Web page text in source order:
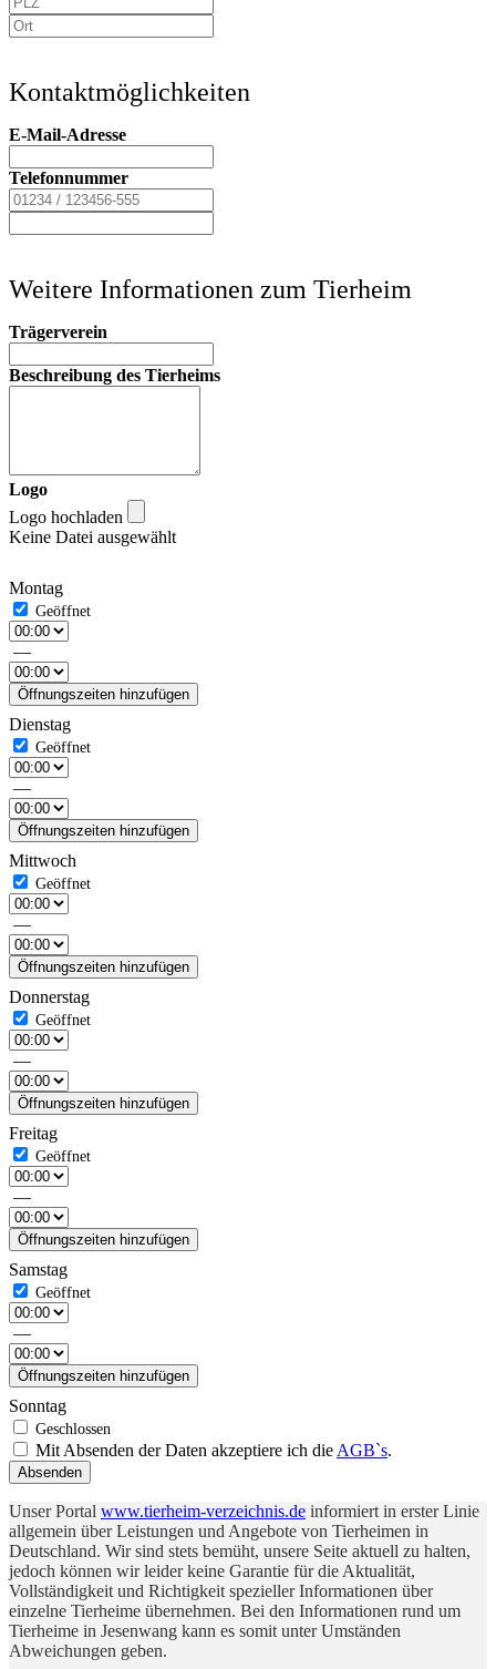
Kontaktmöglichkeiten
E-Mail-Adresse
Telefonnummer
Weitere Informationen zum Tierheim
Trägerverein
Beschreibung des Tierheims
Logo
Logo hochladen
Keine Datei ausgewählt
Montag
—
Öffnungszeiten hinzufügen
Dienstag
—
Öffnungszeiten hinzufügen
Mittwoch
—
Öffnungszeiten hinzufügen
Donnerstag
—
Öffnungszeiten hinzufügen
Freitag
—
Öffnungszeiten hinzufügen
Samstag
—
Öffnungszeiten hinzufügen
Sonntag
Mit Absenden der Daten akzeptiere ich die AGB`s.
Absenden
Unser Portal www.tierheim-verzeichnis.de informiert in erster Linie
allgemein über Leistungen und Angebote von Tierheimen in
Deutschland. Wir sind stets bemüht, unsere Seite aktuell zu halten,
jedoch können wir leider keine Garantie für die Aktualität,
Vollständigkeit und Richtigkeit spezieller Informationen über
einzelne Tierheime übernehmen. Bei den Informationen rund um
Tierheime in Jesenwang kann es somit unter Umständen
Abweichungen geben.